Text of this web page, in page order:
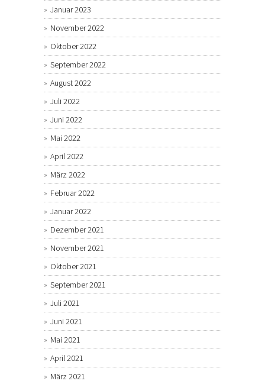
Januar 2023
November 2022
Oktober 2022
September 2022
August 2022
Juli 2022
Juni 2022
Mai 2022
April 2022
März 2022
Februar 2022
Januar 2022
Dezember 2021
November 2021
Oktober 2021
September 2021
Juli 2021
Juni 2021
Mai 2021
April 2021
März 2021